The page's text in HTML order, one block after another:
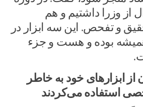
از وزرا داشتیم و هم
و تفحص. این سه ابزار در
همیشه بوده و هست و جزء
از ابزارهای خود به خاطر
استفاده می‌کردند